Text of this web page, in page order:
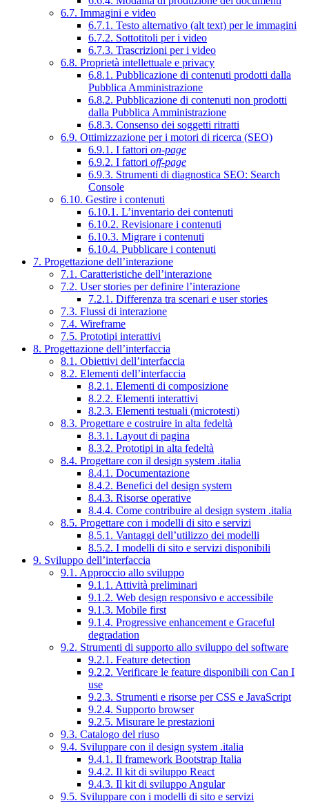
6.7. Immagini e video
6.7.1. Testo alternativo (alt text) per le immagini
6.7.2. Sottotitoli per i video
6.7.3. Trascrizioni per i video
6.8. Proprietà intellettuale e privacy
6.8.1. Pubblicazione di contenuti prodotti dalla
Pubblica Amministrazione
6.8.2. Pubblicazione di contenuti non prodotti
dalla Pubblica Amministrazione
6.8.3. Consenso dei soggetti ritratti
6.9. Ottimizzazione per i motori di ricerca (SEO)
6.9.1. I fattori on-page
6.9.2. I fattori off-page
6.9.3. Strumenti di diagnostica SEO: Search
Console
6.10. Gestire i contenuti
6.10.1. L’inventario dei contenuti
6.10.2. Revisionare i contenuti
6.10.3. Migrare i contenuti
6.10.4. Pubblicare i contenuti
7. Progettazione dell’interazione
7.1. Caratteristiche dell’interazione
7.2. User stories per definire l’interazione
7.2.1. Differenza tra scenari e user stories
7.3. Flussi di interazione
7.4. Wireframe
7.5. Prototipi interattivi
8. Progettazione dell’interfaccia
8.1. Obiettivi dell’interfaccia
8.2. Elementi dell’interfaccia
8.2.1. Elementi di composizione
8.2.2. Elementi interattivi
8.2.3. Elementi testuali (microtesti)
8.3. Progettare e costruire in alta fedeltà
8.3.1. Layout di pagina
8.3.2. Prototipi in alta fedeltà
8.4. Progettare con il design system .italia
8.4.1. Documentazione
8.4.2. Benefici del design system
8.4.3. Risorse operative
8.4.4. Come contribuire al design system .italia
8.5. Progettare con i modelli di sito e servizi
8.5.1. Vantaggi dell’utilizzo dei modelli
8.5.2. I modelli di sito e servizi disponibili
9. Sviluppo dell’interfaccia
9.1. Approccio allo sviluppo
9.1.1. Attività preliminari
9.1.2. Web design responsivo e accessibile
9.1.3. Mobile first
9.1.4. Progressive enhancement e Graceful
degradation
9.2. Strumenti di supporto allo sviluppo del software
9.2.1. Feature detection
9.2.2. Verificare le feature disponibili con Can I
use
9.2.3. Strumenti e risorse per CSS e JavaScript
9.2.4. Supporto browser
9.2.5. Misurare le prestazioni
9.3. Catalogo del riuso
9.4. Sviluppare con il design system .italia
9.4.1. Il framework Bootstrap Italia
9.4.2. Il kit di sviluppo React
9.4.3. Il kit di sviluppo Angular
9.5. Sviluppare con i modelli di sito e servizi